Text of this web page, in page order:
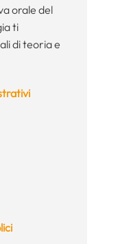
orale del
ti
di teoria e